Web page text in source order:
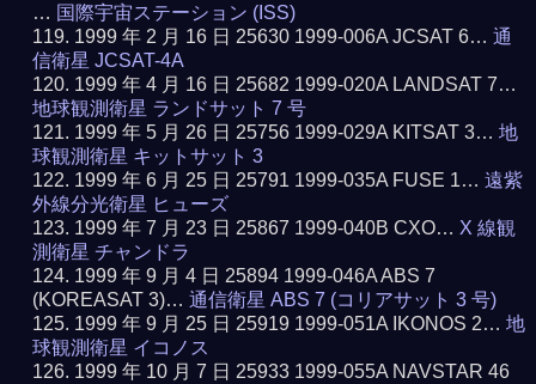
… 国際宇宙ステーション (ISS)
1999 年 2 月 16 日 25630 1999-006A JCSAT 6…通
信衛星 JCSAT-4A
1999 年 4 月 16 日 25682 1999-020A LANDSAT 7…
地球観測衛星 ランドサット 7 号
1999 年 5 月 26 日 25756 1999-029A KITSAT 3…地
球観測衛星 キットサット 3
1999 年 6 月 25 日 25791 1999-035A FUSE 1…遠紫
外線分光衛星 ヒューズ
1999 年 7 月 23 日 25867 1999-040B CXO… X 線観
測衛星 チャンドラ
1999 年 9 月 4 日 25894 1999-046A ABS 7
(KOREASAT 3)…通信衛星 ABS 7 (コリアサット 3 号)
1999 年 9 月 25 日 25919 1999-051A IKONOS 2…地
球観測衛星 イコノス
1999 年 10 月 7 日 25933 1999-055A NAVSTAR 46